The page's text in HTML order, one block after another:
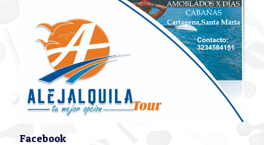
Facebook